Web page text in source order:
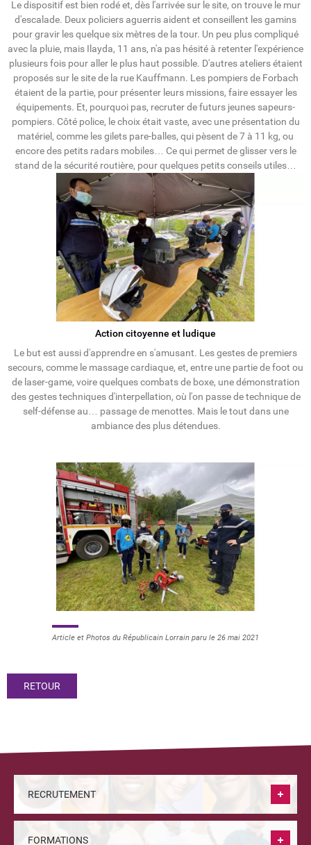
Le dispositif est bien rodé et, dès l'arrivée sur le site, on trouve le mur
d'escalade. Deux policiers aguerris aident et conseillent les gamins
pour gravir les quelque six mètres de la tour. Un peu plus compliqué
avec la pluie, mais Ilayda, 11 ans, n'a pas hésité à retenter l'expérience
plusieurs fois pour aller le plus haut possible. D'autres ateliers étaient
proposés sur le site de la rue Kauffmann. Les pompiers de Forbach
étaient de la partie, pour présenter leurs missions, faire essayer les
équipements. Et, pourquoi pas, recruter de futurs jeunes sapeurs-
pompiers. Côté police, le choix était vaste, avec une présentation du
matériel, comme les gilets pare-balles, qui pèsent de 7 à 11 kg, ou
encore des petits radars mobiles… Ce qui permet de glisser vers le
stand de la sécurité routière, pour quelques petits conseils utiles…
Action citoyenne et ludique
Le but est aussi d'apprendre en s'amusant. Les gestes de premiers
secours, comme le massage cardiaque, et, entre une partie de foot ou
de laser-game, voire quelques combats de boxe, une démonstration
des gestes techniques d'interpellation, où l'on passe de technique de
self-défense au… passage de menottes. Mais le tout dans une
ambiance des plus détendues.
Article et Photos du Républicain Lorrain paru le 26 mai 2021
RETOUR
RECRUTEMENT
FORMATIONS